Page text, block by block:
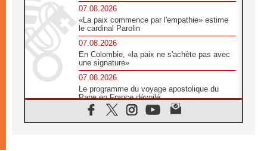
07.08.2026
«La paix commence par l'empathie» estime
le cardinal Parolin
07.08.2026
En Colombie, «la paix ne s'achète pas avec
une signature»
07.08.2026
Le programme du voyage apostolique du
Pape en France dévoilé
07.08.2026
1ère Conférence continentale sur l'éducation